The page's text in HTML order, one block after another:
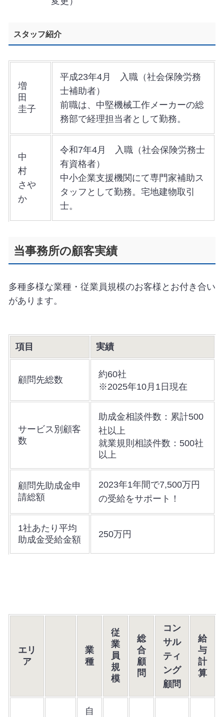
スタッフ紹介
増
田
圭子
平成23年4月 入職（社会保険労務
士補助者）
前職は、中堅機械工作メーカーの総
務部で経理担当者として勤務。
中
村
さや
か
令和7年4月 入職（社会保険労務士
有資格者）
中小企業支援機関にて専門家補助ス
タッフとして勤務。宅地建物取引
士。
当事務所の顧客実績
多種多様な業種・従業員規模のお客様とお付き合い
があります。
項目 実績
顧問先総数
約60社
※2025年10月1日現在
サービス別顧客
数
助成金相談件数：累計500
社以上
就業規則相談件数：500社
以上
顧問先助成金申
請総額
2023年1年間で7,500万円
の受給をサポート！
1社あたり平均
助成金受給金額
250万円
エリ
ア
業
種
従
業
員
規
模
総
合
顧
問
コン
サル
ティ
ング
顧問
給
与
計
算
自